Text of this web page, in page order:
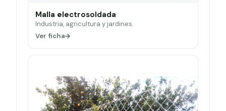
Malla electrosoldada
Industria, agricultura y jardines.
Ver ficha